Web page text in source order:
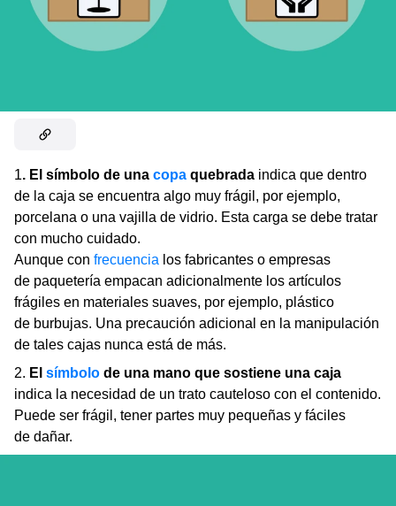
1. El símbolo de una copa quebrada indica que dentro
de la caja se encuentra algo muy frágil, por ejemplo,
porcelana o una vajilla de vidrio. Esta carga se debe tratar
con mucho cuidado.
Aunque con frecuencia los fabricantes o empresas
de paquetería empacan adicionalmente los artículos
frágiles en materiales suaves, por ejemplo, plástico
de burbujas. Una precaución adicional en la manipulación
de tales cajas nunca está de más.
2. El símbolo de una mano que sostiene una caja
indica la necesidad de un trato cauteloso con el contenido.
Puede ser frágil, tener partes muy pequeñas y fáciles
de dañar.